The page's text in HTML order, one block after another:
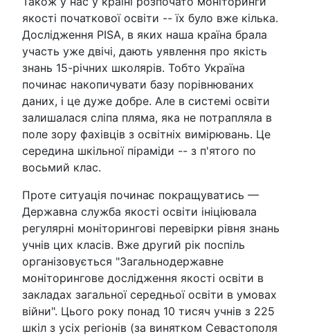
якості початкової освіти -- їх було вже кілька.
Дослідження PISA, в яких наша країна брала
участь уже двічі, дають уявлення про якість
знань 15-річних школярів. Тобто Україна
починає накопичувати базу порівнюваних
даних, і це дуже добре. Але в системі освіти
залишалася сліпа пляма, яка не потрапляла в
поле зору фахівців з освітніх вимірювань. Це
середина шкільної піраміди -- з п'ятого по
восьмий клас.
Проте ситуація починає покращуватись —
Державна служба якості освіти ініціювала
регулярні моніторингові перевірки рівня знань
учнів цих класів. Вже другий рік поспіль
організовується "Загальнодержавне
моніторингове дослідження якості освіти в
закладах загальної середньої освіти в умовах
війни". Цього року понад 10 тисяч учнів з 225
шкіл з усіх регіонів (за винятком Севастополя